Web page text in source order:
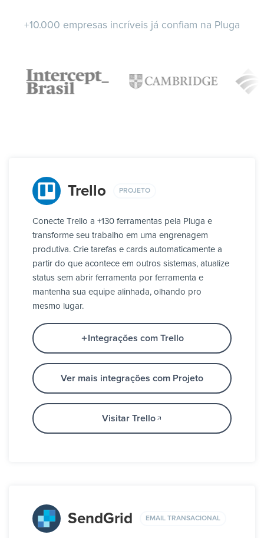
+10.000 empresas incríveis já confiam na Pluga
Trello PROJETO
Conecte Trello a +130 ferramentas pela Pluga e
transforme seu trabalho em uma engrenagem
produtiva. Crie tarefas e cards automaticamente a
partir do que acontece em outros sistemas, atualize
status sem abrir ferramenta por ferramenta e
mantenha sua equipe alinhada, olhando pro
mesmo lugar.
Integrações com Trello
Ver mais integrações com Projeto
Visitar Trello
SendGrid EMAIL TRANSACIONAL